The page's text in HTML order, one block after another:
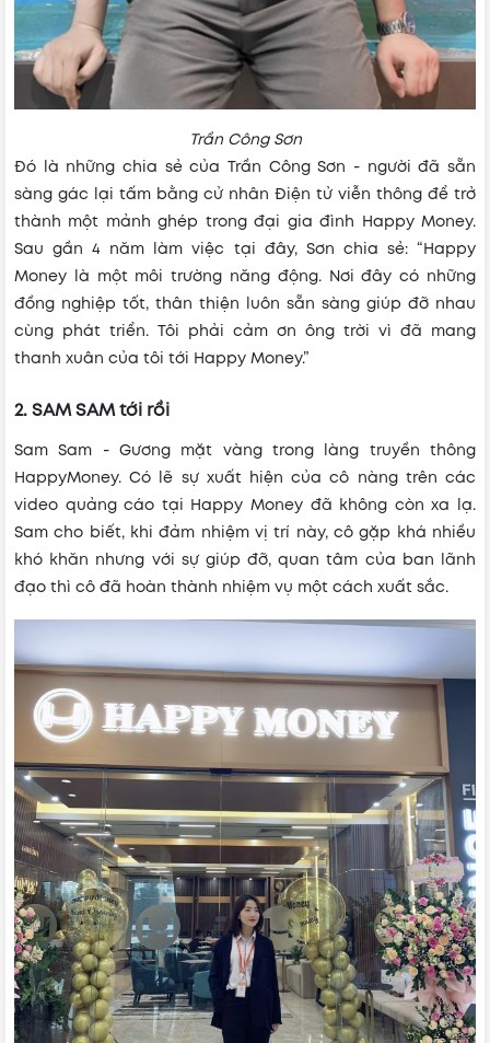
Trần Công Sơn
Đó là những chia sẻ của Trần Công Sơn - người đã sẵn
sàng gác lại tấm bằng cử nhân Điện tử viễn thông để trở
thành một mảnh ghép trong đại gia đình Happy Money.
Sau gần 4 năm làm việc tại đây, Sơn chia sẻ: “Happy
Money là một môi trường năng động. Nơi đây có những
đồng nghiệp tốt, thân thiện luôn sẵn sàng giúp đỡ nhau
cùng phát triển. Tôi phải cảm ơn ông trời vì đã mang
thanh xuân của tôi tới Happy Money.”
2. SAM SAM tới rồi
Sam Sam - Gương mặt vàng trong làng truyền thông
HappyMoney. Có lẽ sự xuất hiện của cô nàng trên các
video quảng cáo tại Happy Money đã không còn xa lạ.
Sam cho biết, khi đảm nhiệm vị trí này, cô gặp khá nhiều
khó khăn nhưng với sự giúp đỡ, quan tâm của ban lãnh
đạo thì cô đã hoàn thành nhiệm vụ một cách xuất sắc.